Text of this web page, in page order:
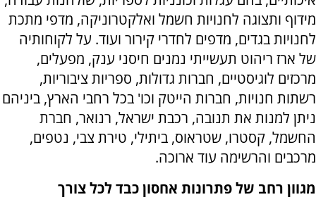
מידוף ותצוגה לחנויות חשמל ואלקטרוניקה, מדפי מתכת
לחנויות בגדים, מדפים לחדרי קירור ועוד. על לקוחותיה
של ארז ריהוט תעשייתי נמנים חיסני ענק, מפעלים,
מרכזים לוגיסטיים, חברות גדולות, ספריות ציבוריות,
רשתות חנויות, חברות הייטק וכו' בכל רחבי הארץ, ביניהם
ניתן למנות את תנובה, רכבת ישראל, רנואר, חברת
החשמל, קסטרו, שטראוס, ביתילי, טירת צבי, נטפים,
מרכבים והרשימה עוד ארוכה.
מגוון רחב של פתרונות אחסון כבד לכל צורך